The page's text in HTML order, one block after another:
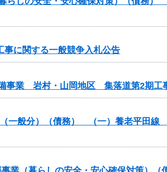
事に関する一般競争入札公告
事業 岩村・山岡地区 集落道第2期工
一般分）（債務） （一）養老平田